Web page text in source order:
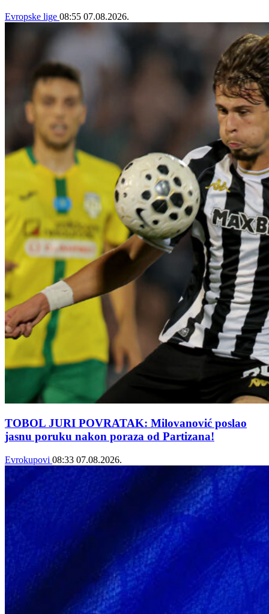
Evropske lige 08:55 07.08.2026.
TOBOL JURI POVRATAK: Milovanović poslao
jasnu poruku nakon poraza od Partizana!
Evrokupovi 08:33 07.08.2026.